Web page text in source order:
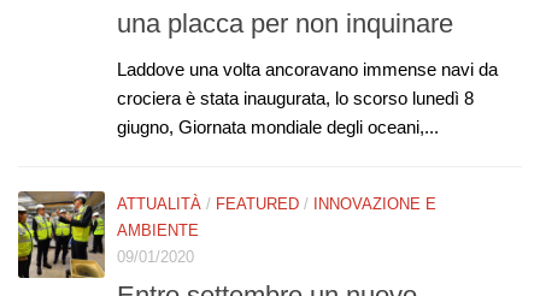
una placca per non inquinare
Laddove una volta ancoravano immense navi da
crociera è stata inaugurata, lo scorso lunedì 8
giugno, Giornata mondiale degli oceani,...
ATTUALITÀ / FEATURED /
INNOVAZIONE E
AMBIENTE
09/01/2020